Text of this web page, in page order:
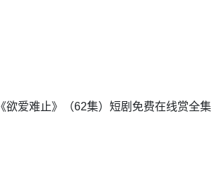
《欲爱难止》（62集）短剧免费在线赏全集